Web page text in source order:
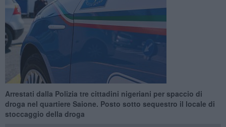
Arrestati dalla Polizia tre cittadini nigeriani per spaccio di
droga nel quartiere Saione. Posto sotto sequestro il locale di
stoccaggio della droga